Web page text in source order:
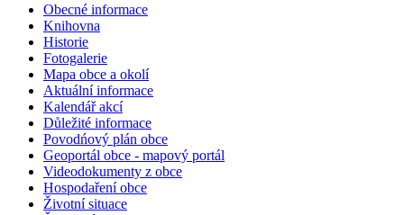
Obecné informace
Knihovna
Historie
Fotogalerie
Mapa obce a okolí
Aktuální informace
Kalendář akcí
Důležité informace
Povodńový plán obce
Geoportál obce - mapový portál
Videodokumenty z obce
Hospodaření obce
Životní situace